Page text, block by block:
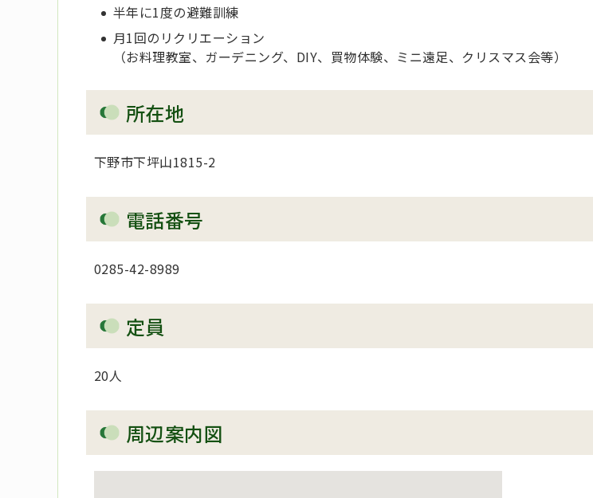
半年に1度の避難訓練
月1回のリクリエーション
（お料理教室、ガーデニング、DIY、買物体験、ミニ遠足、クリスマス会等）
所在地
下野市下坪山1815-2
電話番号
0285-42-8989
定員
20人
周辺案内図